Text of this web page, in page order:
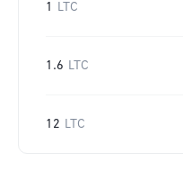
1 LTC
1.6 LTC
12 LTC